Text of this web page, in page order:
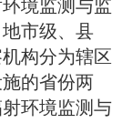
射环境监
射环境监
体系，加